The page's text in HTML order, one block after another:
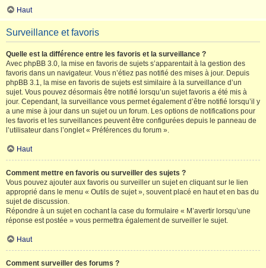
Haut
Surveillance et favoris
Quelle est la différence entre les favoris et la surveillance ?
Avec phpBB 3.0, la mise en favoris de sujets s’apparentait à la gestion des
favoris dans un navigateur. Vous n’étiez pas notifié des mises à jour. Depuis
phpBB 3.1, la mise en favoris de sujets est similaire à la surveillance d’un
sujet. Vous pouvez désormais être notifié lorsqu’un sujet favoris a été mis à
jour. Cependant, la surveillance vous permet également d’être notifié lorsqu’il y
a une mise à jour dans un sujet ou un forum. Les options de notifications pour
les favoris et les surveillances peuvent être configurées depuis le panneau de
l’utilisateur dans l’onglet « Préférences du forum ».
Haut
Comment mettre en favoris ou surveiller des sujets ?
Vous pouvez ajouter aux favoris ou surveiller un sujet en cliquant sur le lien
approprié dans le menu « Outils de sujet », souvent placé en haut et en bas du
sujet de discussion.
Répondre à un sujet en cochant la case du formulaire « M’avertir lorsqu’une
réponse est postée » vous permettra également de surveiller le sujet.
Haut
Comment surveiller des forums ?